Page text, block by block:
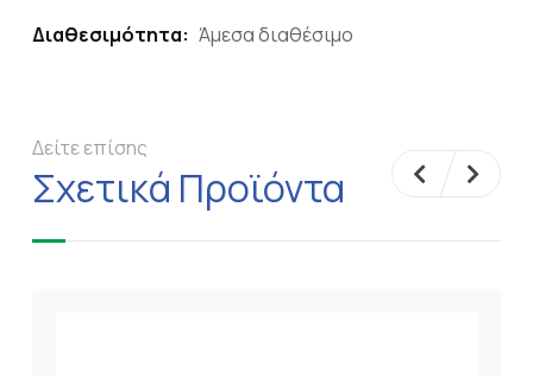
Διαθεσιμότητα: Άμεσα διαθέσιμο
Δείτε επίσης
Σχετικά Προϊόντα